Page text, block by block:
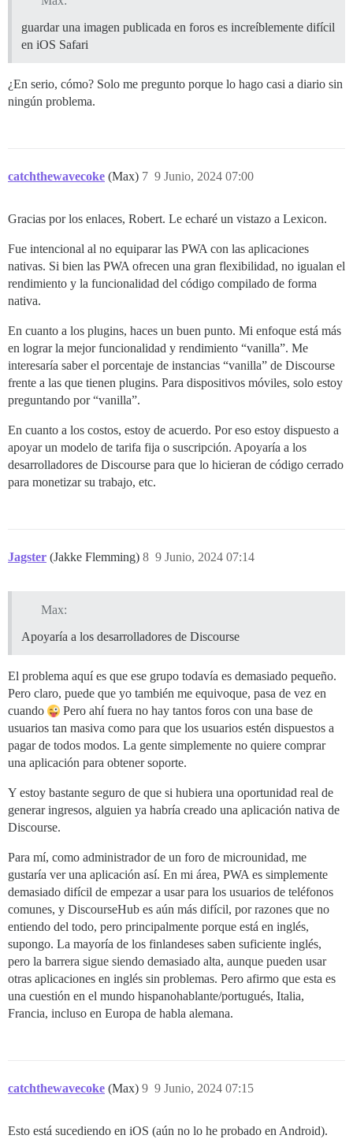
guardar una imagen publicada en foros es increíblemente difícil
en iOS Safari
¿En serio, cómo? Solo me pregunto porque lo hago casi a diario sin
ningún problema.
catchthewavecoke (Max) 9 Junio, 2024 07:00
7
Gracias por los enlaces, Robert. Le echaré un vistazo a Lexicon.
Fue intencional al no equiparar las PWA con las aplicaciones
nativas. Si bien las PWA ofrecen una gran flexibilidad, no igualan el
rendimiento y la funcionalidad del código compilado de forma
nativa.
En cuanto a los plugins, haces un buen punto. Mi enfoque está más
en lograr la mejor funcionalidad y rendimiento “vanilla”. Me
interesaría saber el porcentaje de instancias “vanilla” de Discourse
frente a las que tienen plugins. Para dispositivos móviles, solo estoy
preguntando por “vanilla”.
En cuanto a los costos, estoy de acuerdo. Por eso estoy dispuesto a
apoyar un modelo de tarifa fija o suscripción. Apoyaría a los
desarrolladores de Discourse para que lo hicieran de código cerrado
para monetizar su trabajo, etc.
Jagster (Jakke Flemming) 9 Junio, 2024 07:14
8
Max:
Apoyaría a los desarrolladores de Discourse
El problema aquí es que ese grupo todavía es demasiado pequeño.
Pero claro, puede que yo también me equivoque, pasa de vez en
cuando
Pero ahí fuera no hay tantos foros con una base de
usuarios tan masiva como para que los usuarios estén dispuestos a
pagar de todos modos. La gente simplemente no quiere comprar
una aplicación para obtener soporte.
Y estoy bastante seguro de que si hubiera una oportunidad real de
generar ingresos, alguien ya habría creado una aplicación nativa de
Discourse.
Para mí, como administrador de un foro de microunidad, me
gustaría ver una aplicación así. En mi área, PWA es simplemente
demasiado difícil de empezar a usar para los usuarios de teléfonos
comunes, y DiscourseHub es aún más difícil, por razones que no
entiendo del todo, pero principalmente porque está en inglés,
supongo. La mayoría de los finlandeses saben suficiente inglés,
pero la barrera sigue siendo demasiado alta, aunque pueden usar
otras aplicaciones en inglés sin problemas. Pero afirmo que esta es
una cuestión en el mundo hispanohablante/portugués, Italia,
Francia, incluso en Europa de habla alemana.
catchthewavecoke (Max) 9 Junio, 2024 07:15
9
Esto está sucediendo en iOS (aún no lo he probado en Android).